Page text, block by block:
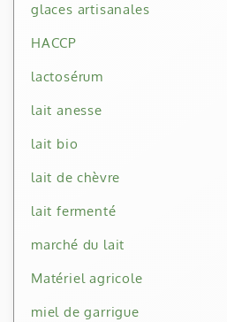
glaces artisanales
HACCP
lactosérum
lait anesse
lait bio
lait de chèvre
lait fermenté
marché du lait
Matériel agricole
miel de garrigue